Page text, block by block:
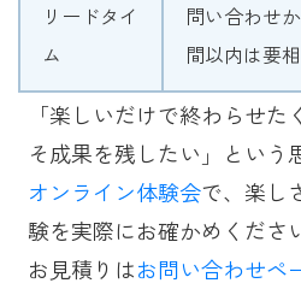
リードタイ
ム
問い合わせ
間以内は要相
「楽しいだけで終わらせ
そ成果を残したい」という
オンライン体験会で、楽し
験を実際にお確かめくださ
お見積りはお問い合わせペ